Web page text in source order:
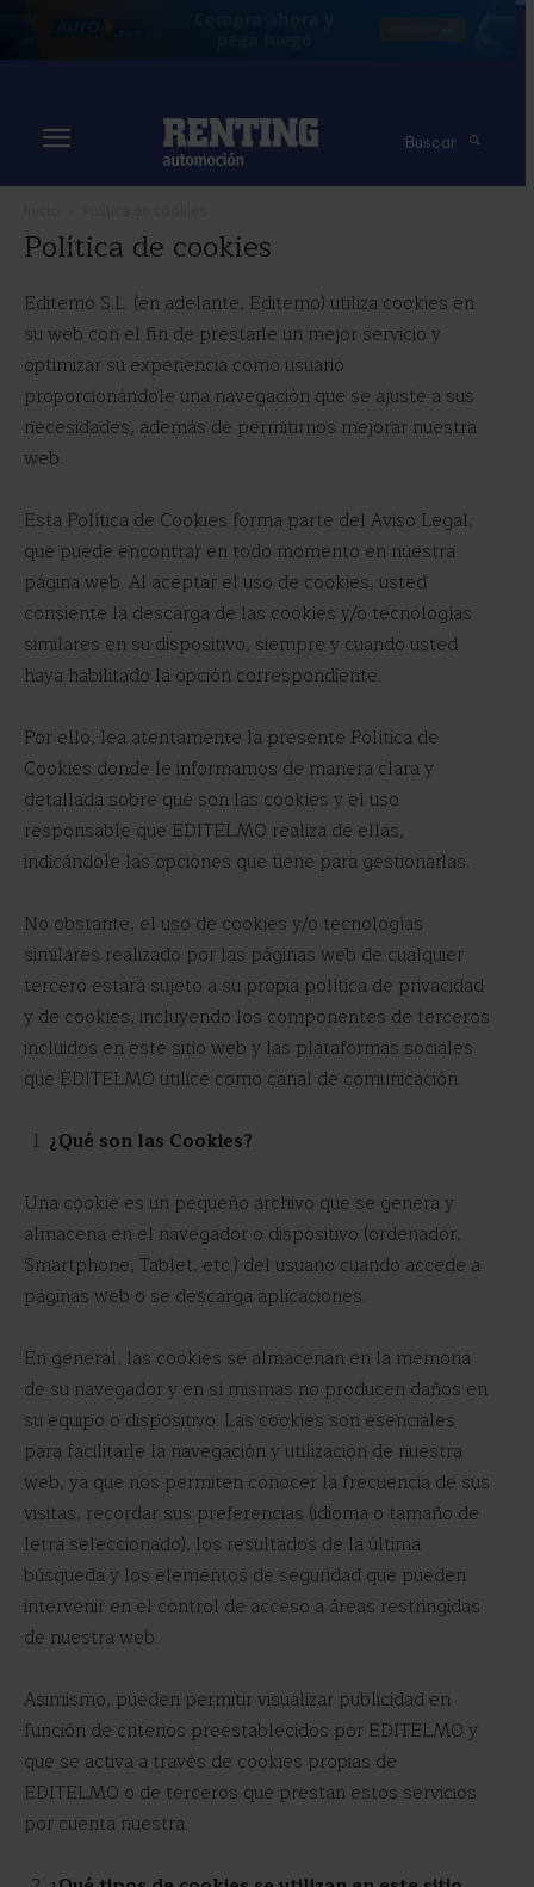
Buscar
Política de cookies
Editemo S.L. (en adelante, Editemo) utiliza cookies en
su web con el fin de prestarle un mejor servicio y
optimizar su experiencia como usuario
proporcionándole una navegación que se ajuste a sus
necesidades, además de permitirnos mejorar nuestra
web.
Esta Política de Cookies forma parte del Aviso Legal,
que puede encontrar en todo momento en nuestra
página web. Al aceptar el uso de cookies, usted
consiente la descarga de las cookies y/o tecnologías
similares en su dispositivo, siempre y cuando usted
haya habilitado la opción correspondiente.
Por ello, lea atentamente la presente Política de
Cookies donde le informamos de manera clara y
detallada sobre qué son las cookies y el uso
responsable que EDITELMO realiza de ellas,
indicándole las opciones que tiene para gestionarlas.
No obstante, el uso de cookies y/o tecnologías
similares realizado por las páginas web de cualquier
tercero estará sujeto a su propia política de privacidad
y de cookies, incluyendo los componentes de terceros
incluidos en este sitio web y las plataformas sociales
que EDITELMO utilice como canal de comunicación.
¿Qué son las Cookies?
Una cookie es un pequeño archivo que se genera y
almacena en el navegador o dispositivo (ordenador,
Smartphone, Tablet, etc.) del usuario cuando accede a
páginas web o se descarga aplicaciones.
En general, las cookies se almacenan en la memoria
de su navegador y en sí mismas no producen daños en
su equipo o dispositivo. Las cookies son esenciales
para facilitarle la navegación y utilización de nuestra
web, ya que nos permiten conocer la frecuencia de sus
visitas, recordar sus preferencias (idioma o tamaño de
letra seleccionado), los resultados de la última
búsqueda y los elementos de seguridad que pueden
intervenir en el control de acceso a áreas restringidas
de nuestra web.
Asimismo, pueden permitir visualizar publicidad en
función de criterios preestablecidos por EDITELMO y
que se activa a través de cookies propias de
EDITELMO o de terceros que prestan estos servicios
por cuenta nuestra.